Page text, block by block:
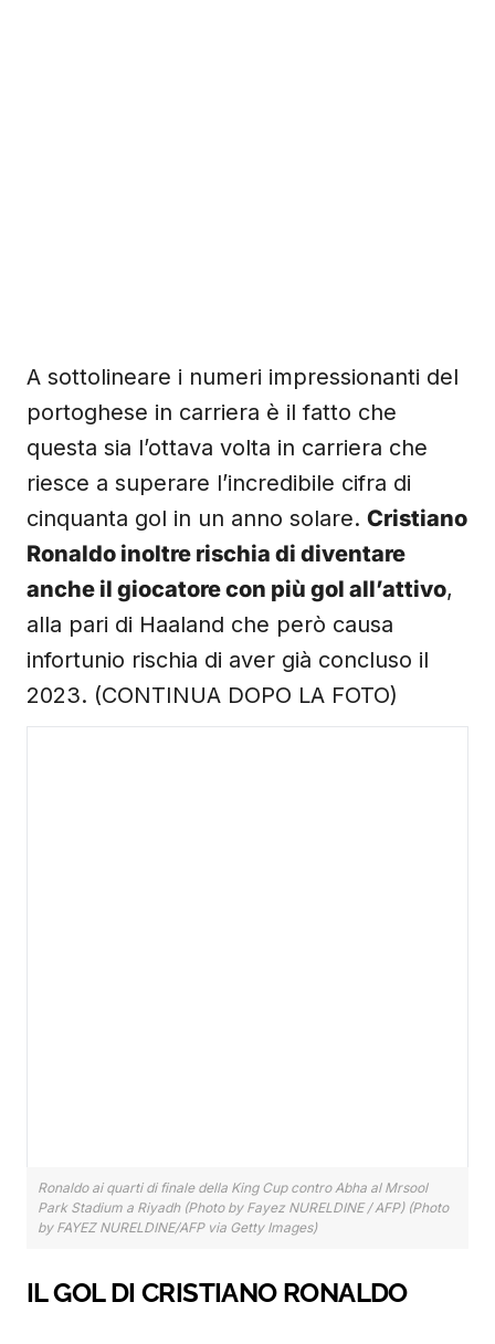
A sottolineare i numeri impressionanti del
portoghese in carriera è il fatto che
questa sia l’ottava volta in carriera che
riesce a superare l’incredibile cifra di
cinquanta gol in un anno solare. Cristiano
Ronaldo inoltre rischia di diventare
anche il giocatore con più gol all’attivo,
alla pari di Haaland che però causa
infortunio rischia di aver già concluso il
2023. (CONTINUA DOPO LA FOTO)
Ronaldo ai quarti di finale della King Cup contro Abha al Mrsool
Park Stadium a Riyadh (Photo by Fayez NURELDINE / AFP) (Photo
by FAYEZ NURELDINE/AFP via Getty Images)
IL GOL DI CRISTIANO RONALDO